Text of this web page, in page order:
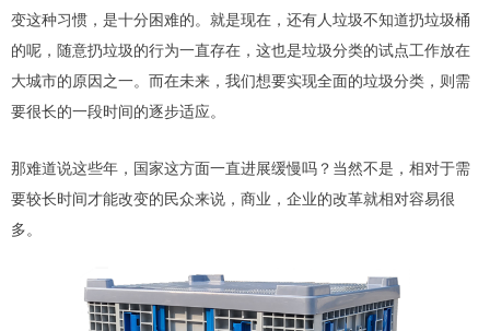
变这种习惯，是十分困难的。就是现在，还有人垃圾不知道扔垃圾桶
的呢，随意扔垃圾的行为一直存在，这也是垃圾分类的试点工作放在
大城市的原因之一。而在未来，我们想要实现全面的垃圾分类，则需
要很长的一段时间的逐步适应。
那难道说这些年，国家这方面一直进展缓慢吗？当然不是，相对于需
要较长时间才能改变的民众来说，商业，企业的改革就相对容易很
多。